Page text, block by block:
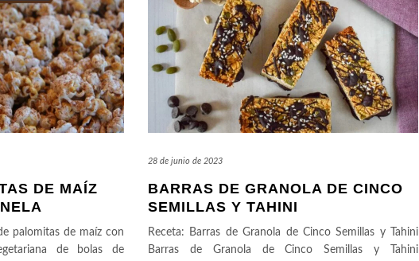
DE MAÍZ
palomitas de maíz con
de bolas de
28 de junio de 2023
BARRAS DE GRANOLA DE CINCO
SEMILLAS Y TAHINI
Receta: Barras de Granola de Cinco Semillas y Tahini
Barras de Granola de Cinco Semillas y Tahini